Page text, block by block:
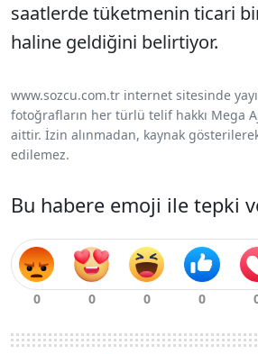
saatlerde tüketmenin ticari
haline geldiğini belirtiyor.
www.sozcu.com.tr internet sitesinde
fotoğrafların her türlü telif hakkı Mega
aittir. İzin alınmadan, kaynak
edilemez.
Bu habere emoji ile tepki